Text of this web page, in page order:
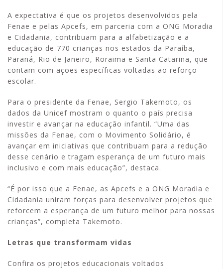
A expectativa é que os projetos desenvolvidos pela
Fenae e pelas Apcefs, em parceria com a ONG Moradia
e Cidadania, contribuam para a alfabetização e a
educação de 770 crianças nos estados da Paraíba,
Paraná, Rio de Janeiro, Roraima e Santa Catarina, que
contam com ações específicas voltadas ao reforço
escolar.
Para o presidente da Fenae, Sergio Takemoto, os
dados da Unicef mostram o quanto o país precisa
investir e avançar na educação infantil. “Uma das
missões da Fenae, com o Movimento Solidário, é
avançar em iniciativas que contribuam para a redução
desse cenário e tragam esperança de um futuro mais
inclusivo e com mais educação”, destaca.
“É por isso que a Fenae, as Apcefs e a ONG Moradia e
Cidadania uniram forças para desenvolver projetos que
reforcem a esperança de um futuro melhor para nossas
crianças”, completa Takemoto.
Letras que transformam vidas
Confira os projetos educacionais voltados